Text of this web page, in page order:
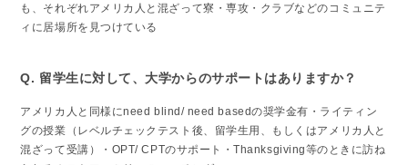
も、それぞれアメリカ人と混ざって寮・専攻・クラブなどのコミュニテ
ィに居場所を見つけている
Q. 留学生に対して、大学からのサポートはありますか？
アメリカ人と同様にneed blind/ need basedの奨学金有・ライティン
グの授業（レベルチェックテスト後、留学生用、もしくはアメリカ人と
混ざって受講）・OPT/ CPTのサポート・Thanksgiving等のときに訪ね